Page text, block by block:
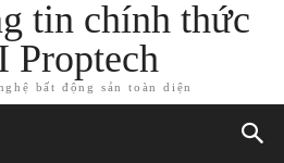
tin chính thức
Proptech
bất động sản toàn diện